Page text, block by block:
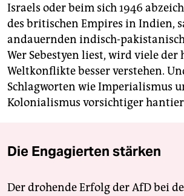
Israels oder beim sich 1946
des britischen Empires in Indien,
andauernden indisch-
Wer Sebestyen liest, wird viele der
Weltkonflikte besser verstehen.
Schlagworten wie Imperialismus
Kolonialismus vorsichtiger
Die Engagierten stärken
Der drohende Erfolg der AfD bei